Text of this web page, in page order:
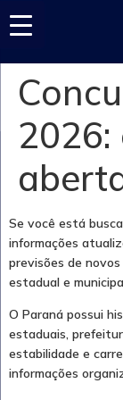
2026:
Se você está
informações
previsões de novos
estadual e
O Paraná possui
estaduais,
estabilidade e
informações